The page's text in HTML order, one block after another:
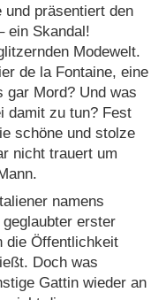
und präsentiert den
ein Skandal!
Modewelt.
de la Fontaine, eine
gar Mord? Und was
damit zu tun? Fest
schöne und stolze
nicht trauert um
namens
erster
die Öffentlichkeit
Doch was
Gattin wieder an